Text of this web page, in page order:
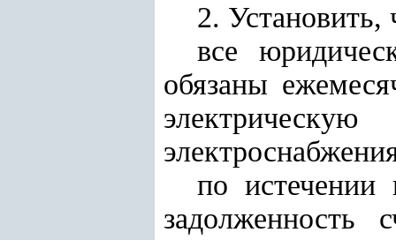
2. Установить,
все
обязаны
по истечении
задолженность